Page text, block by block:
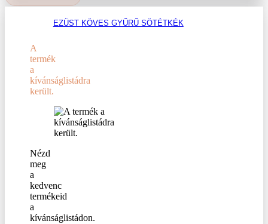
EZÜST KÖVES GYŰRŰ SÖTÉTKÉK
A
termék
a
kívánságlistádra
került.
Nézd
meg
a
kedvenc
termékeid
a
kívánságlistádon.